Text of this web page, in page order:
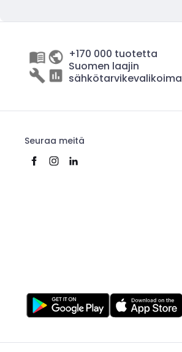
+170 000 tuotetta
Suomen laajin
sähkötarvikevalikoima
Seuraa meitä